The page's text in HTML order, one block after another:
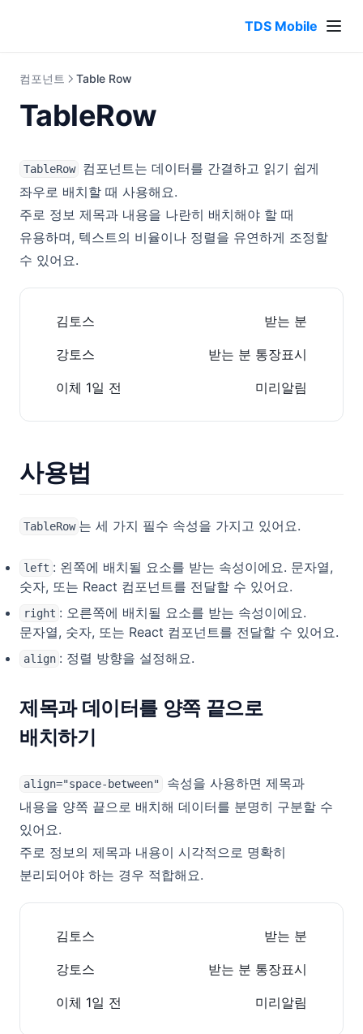
TDS Mobile
컴포넌트 Table Row
TableRow
TableRow
컴포넌트는 데이터를 간결하고 읽기 쉽게
좌우로 배치할 때 사용해요.
주로 정보 제목과 내용을 나란히 배치해야 할 때
유용하며, 텍스트의 비율이나 정렬을 유연하게 조정할
수 있어요.
김토스 받는 분
강토스 받는 분 통장표시
이체 1일 전 미리알림
사용법
TableRow 는 세 가지 필수 속성을 가지고 있어요.
left : 왼쪽에 배치될 요소를 받는 속성이에요. 문자열,
숫자, 또는 React 컴포넌트를 전달할 수 있어요.
right : 오른쪽에 배치될 요소를 받는 속성이에요.
문자열, 숫자, 또는 React 컴포넌트를 전달할 수 있어요.
align : 정렬 방향을 설정해요.
제목과 데이터를 양쪽 끝으로
배치하기
align="space-between"
속성을 사용하면 제목과
내용을 양쪽 끝으로 배치해 데이터를 분명히 구분할 수
있어요.
주로 정보의 제목과 내용이 시각적으로 명확히
분리되어야 하는 경우 적합해요.
김토스 받는 분
강토스 받는 분 통장표시
이체 1일 전 미리알림